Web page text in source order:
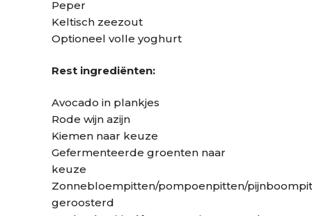
Peper
Keltisch zeezout
Optioneel volle yoghurt
Rest ingrediënten:
Avocado in plankjes
Rode wijn azijn
Kiemen naar keuze
Gefermenteerde groenten naar
keuze
Zonnebloempitten/pompoenpitten/
geroosterd